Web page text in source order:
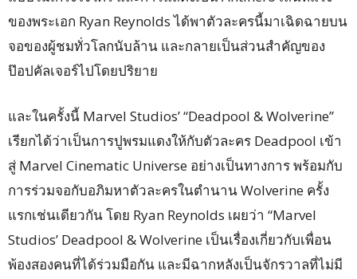
ของพระเอก Ryan Reynolds ได้พาตัวละครนี้มาเฉิดฉายบน
จอของผู้ชมทั่วโลกนับล้าน และกลายเป็นส่วนสำคัญของ
ป๊อปคัลเจอร์ไปโดยปริยาย
และในครั้งนี้ Marvel Studios’ “Deadpool & Wolverine”
เรียกได้ว่าเป็นการปูพรมแดงให้กับตัวละคร Deadpool เข้า
สู่ Marvel Cinematic Universe อย่างเป็นทางการ พร้อมกับ
การร่วมจอกับอภิมหาตัวละครในตำนาน Wolverine ครั้ง
แรกเช่นเดียวกัน โดย Ryan Reynolds เผยว่า “Marvel
Studios’ Deadpool & Wolverine เป็นเรื่องเกี่ยวกับเพื่อน
พ้องสองคนที่ได้ร่วมมือกัน และมีฉากหลังเป็นจักรวาลที่ไม่มี